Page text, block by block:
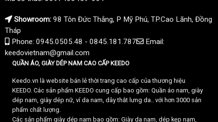
Showroom: 98 Tôn Đức Thắng, P Mỹ Phú, TP.Cao Lãnh, Đồng
Tháp
Phone: 0945.0505.48 - 0845.181.787
Email:
keedovietnam@gmail.com
QUẦN ÁO, GIÀY DÉP NAM CAO CẤP KEEDO
Keedo.vn là website bán lẻ thời trang cao cấp của thương hiệu
KEEDO. Các sản phẩm KEEDO cung cấp bao gồm: Quần áo nam, giày
dép nam, giày dép nữ, ví da nam, dây thắt lưng da.. với hơn 3000 sản
phẩm chất lượng.
Các sản phẩm giày dép nam bao gồm: Giày da nam, dép kẹp nam,